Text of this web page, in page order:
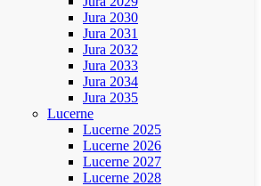
Jura 2030
Jura 2031
Jura 2032
Jura 2033
Jura 2034
Jura 2035
Lucerne
Lucerne 2025
Lucerne 2026
Lucerne 2027
Lucerne 2028